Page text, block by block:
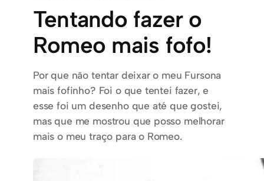
Tentando fazer o
Romeo mais fofo!
Por que não tentar deixar o meu Fursona
mais fofinho? Foi o que tentei fazer, e
esse foi um desenho que até que gostei,
mas que me mostrou que posso melhorar
mais o meu traço para o Romeo.